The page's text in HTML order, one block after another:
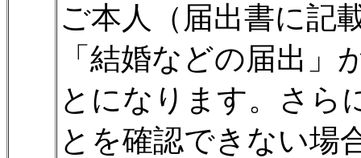
ご本人（届出書に記
「結婚などの届出
とになります。さら
とを確認できない場